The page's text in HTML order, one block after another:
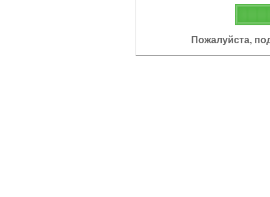
Пожалуйста,